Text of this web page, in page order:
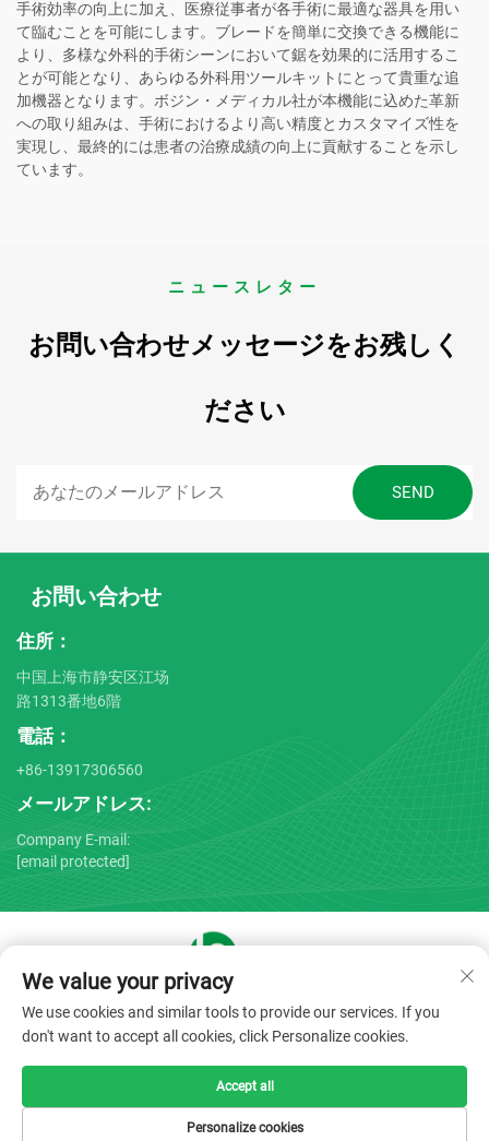
手術効率の向上に加え、医療従事者が各手術に最適な器具を用い
て臨むことを可能にします。ブレードを簡単に交換できる機能に
より、多様な外科的手術シーンにおいて鋸を効果的に活用するこ
とが可能となり、あらゆる外科用ツールキットにとって貴重な追
加機器となります。ボジン・メディカル社が本機能に込めた革新
への取り組みは、手術におけるより高い精度とカスタマイズ性を
実現し、最終的には患者の治療成績の向上に貢献することを示し
ています。
ニュースレター
お問い合わせメッセージをお残しく
ださい
お問い合わせ
住所：
中国上海市静安区江场
路1313番地6階
電話：
+86-13917306560
メールアドレス:
Company E-mail:
[email protected]
Copyright © 2025 by Shanghai Bojin Medical Instrument Co.,
Ltd. - プライバシーポリシー
We value your privacy
We use cookies and similar tools to provide our services. If you
don't want to accept all cookies, click Personalize cookies.
Personalize cookies
Accept all